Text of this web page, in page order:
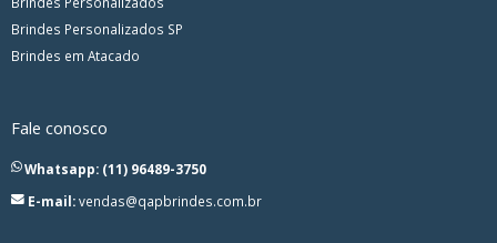
Brindes Personalizados SP
Brindes em Atacado
Fale conosco
Whatsapp: (11) 96489-3750
E-mail:vendas@qapbrindes.com.br